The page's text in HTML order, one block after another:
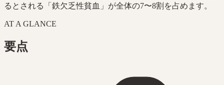
るとされる「鉄欠乏性貧血」が全体の7〜8割を占めます。
AT A GLANCE
要点